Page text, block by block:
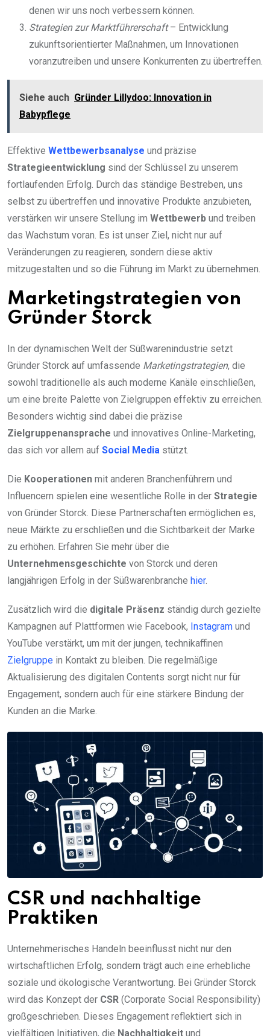
denen wir uns noch verbessern können.
Strategien zur Marktführerschaft– Entwicklung
zukunftsorientierter Maßnahmen, um Innovationen
voranzutreiben und unsere Konkurrenten zu übertreffen.
Siehe auch Gründer Lillydoo: Innovation in
Babypflege
Effektive Wettbewerbsanalyse und präzise
Strategieentwicklung sind der Schlüssel zu unserem
fortlaufenden Erfolg. Durch das ständige Bestreben, uns
selbst zu übertreffen und innovative Produkte anzubieten,
verstärken wir unsere Stellung im Wettbewerb und treiben
das Wachstum voran. Es ist unser Ziel, nicht nur auf
Veränderungen zu reagieren, sondern diese aktiv
mitzugestalten und so die Führung im Markt zu übernehmen.
Marketingstrategien von
Gründer Storck
In der dynamischen Welt der Süßwarenindustrie setzt
Gründer Storck auf umfassende Marketingstrategien, die
sowohl traditionelle als auch moderne Kanäle einschließen,
um eine breite Palette von Zielgruppen effektiv zu erreichen.
Besonders wichtig sind dabei die präzise
Zielgruppenansprache und innovatives Online-Marketing,
das sich vor allem auf Social Media stützt.
Die Kooperationen mit anderen Branchenführern und
Influencern spielen eine wesentliche Rolle in der Strategie
von Gründer Storck. Diese Partnerschaften ermöglichen es,
neue Märkte zu erschließen und die Sichtbarkeit der Marke
zu erhöhen. Erfahren Sie mehr über die
Unternehmensgeschichte von Storck und deren
langjährigen Erfolg in der Süßwarenbranche hier.
Zusätzlich wird die digitale Präsenz ständig durch gezielte
Kampagnen auf Plattformen wie Facebook, Instagram und
YouTube verstärkt, um mit der jungen, technikaffinen
Zielgruppe in Kontakt zu bleiben. Die regelmäßige
Aktualisierung des digitalen Contents sorgt nicht nur für
Engagement, sondern auch für eine stärkere Bindung der
Kunden an die Marke.
CSR und nachhaltige
Praktiken
Unternehmerisches Handeln beeinflusst nicht nur den
wirtschaftlichen Erfolg, sondern trägt auch eine erhebliche
soziale und ökologische Verantwortung. Bei Gründer Storck
wird das Konzept der CSR (Corporate Social Responsibility)
großgeschrieben. Dieses Engagement reflektiert sich in
vielfältigen Initiativen, die Nachhaltigkeit und